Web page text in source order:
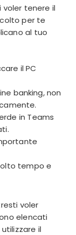
tenere il
per te
al tuo
il PC
banking, non
in Teams
tempo e
voler
elencati
il